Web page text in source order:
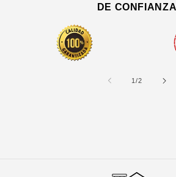
DE CONFIANZA
1/de
2